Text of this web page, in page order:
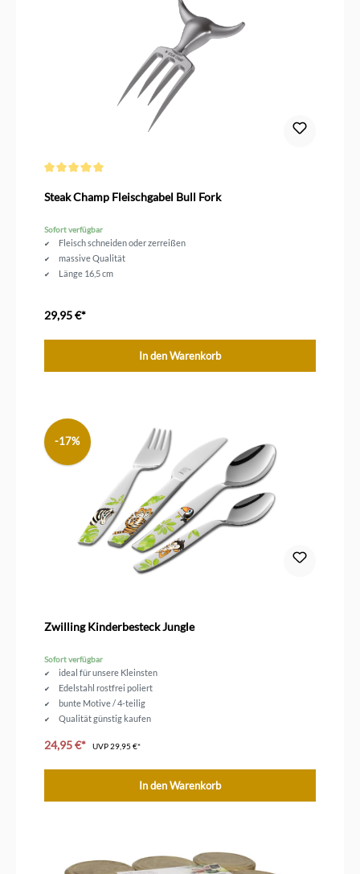
Steak Champ Fleischgabel Bull Fork
Sofort verfügbar
Fleisch schneiden oder zerreißen
massive Qualität
Länge 16,5 cm
29,95 €*
In den Warenkorb
-17%
Zwilling Kinderbesteck Jungle
Sofort verfügbar
ideal für unsere Kleinsten
Edelstahl rostfrei poliert
bunte Motive / 4-teilig
Qualität günstig kaufen
24,95 €* UVP29,95 €*
In den Warenkorb